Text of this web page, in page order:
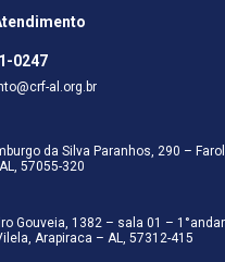
0247
al.org.br
da Silva Paranhos, 290 – Farol,
57055-320
Gouveia, 1382 – sala 01 – 1°andar
Arapiraca – AL, 57312-415